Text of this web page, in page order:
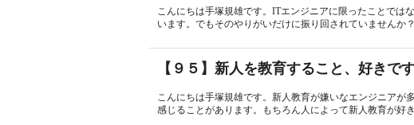
こんにちは手塚規雄です。ITエンジニアに限ったことでは
います。でもそのやりがいだけに振り回されていませんか
【９５】新人を教育すること、好きで
こんにちは手塚規雄です。新人教育が嫌いなエンジニアが
感じることがあります。もちろん人によって新人教育が好